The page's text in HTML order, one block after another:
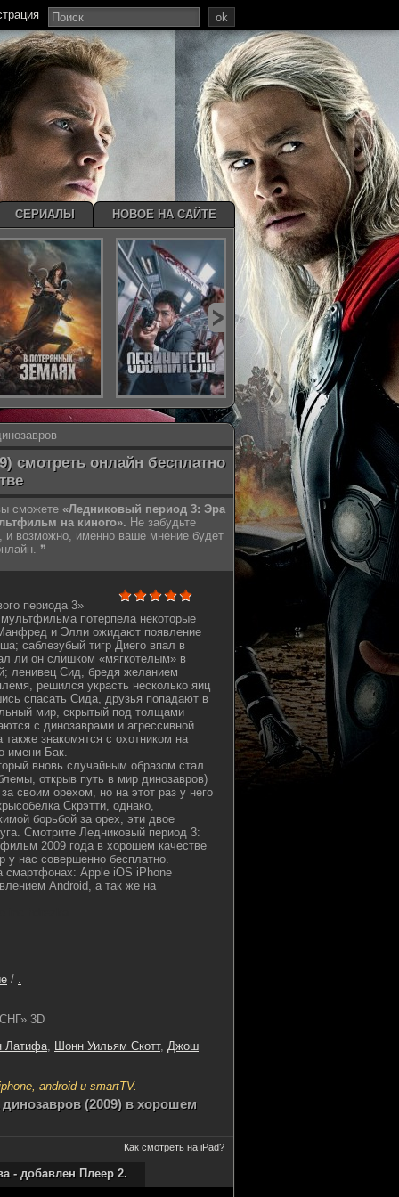
смотреть онлайн бесплатно
сможете «Ледниковый период 3: Эра
на киного». Не забудьте
и возможно, именно ваше мнение будет
❞
периода 3»
потерпела некоторые
и Элли ожидают появление
саблезубый тигр Диего впал в
ли он слишком «мягкотелым» в
ленивец Сид, бредя желанием
решился украсть несколько яиц
спасать Сида, друзья попадают в
мир, скрытый под толщами
с динозаврами и агрессивной
знакомятся с охотником на
имени Бак.
вновь случайным образом стал
открыв путь в мир динозавров)
своим орехом, но на этот раз у него
Скрэтти, однако,
борьбой за орех, эти двое
Смотрите Ледниковый период 3:
2009 года в хорошем качестве
у нас совершенно бесплатно.
смартфонах: Apple iOS iPhone
Android, а так же на
/ .
3D
Латифа, Шонн Уильям Скотт, Джош
android и smartTV.
(2009) в хорошем
Как смотреть на iPad?
- добавлен Плеер 2.
ok
СЕРИАЛЫ НОВОЕ НА САЙТЕ